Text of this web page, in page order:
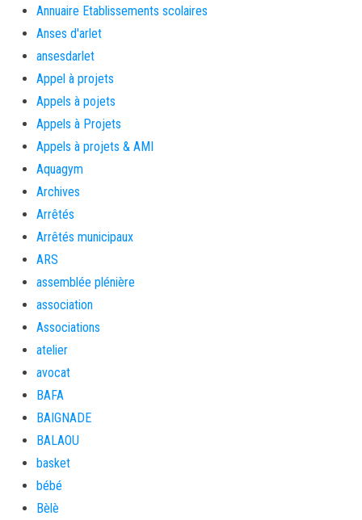
Annuaire Etablissements scolaires
Anses d'arlet
ansesdarlet
Appel à projets
Appels à pojets
Appels à Projets
Appels à projets & AMI
Aquagym
Archives
Arrêtés
Arrêtés municipaux
ARS
assemblée plénière
association
Associations
atelier
avocat
BAFA
BAIGNADE
BALAOU
basket
bébé
Bèlè